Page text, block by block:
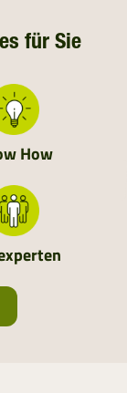
für Sie
How